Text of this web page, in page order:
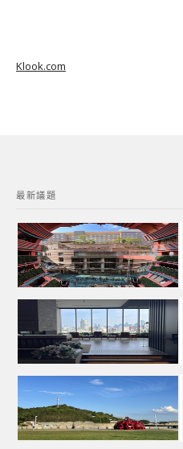
Klook.com
最新議題